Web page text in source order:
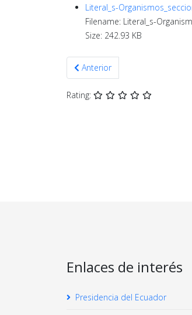
Literal_s-
Filename: Literal_s-
Size: 242.93 KB
Artículo anterior: Agosto 2022
Anterior
Rating:
Enlaces de interés
Presidencia del Ecuador